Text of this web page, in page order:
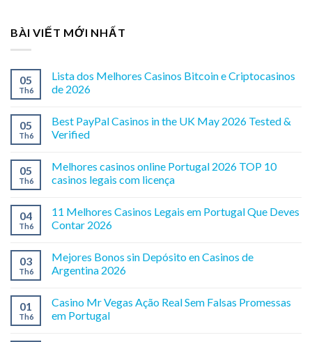
BÀI VIẾT MỚI NHẤT
05
Th6
Lista dos Melhores Casinos Bitcoin e Criptocasinos
de 2026
05
Th6
Best PayPal Casinos in the UK May 2026 Tested &
Verified
05
Th6
Melhores casinos online Portugal 2026 TOP 10
casinos legais com licença
04
Th6
11 Melhores Casinos Legais em Portugal Que Deves
Contar 2026
03
Th6
Mejores Bonos sin Depósito en Casinos de
Argentina 2026
01
Th6
Casino Mr Vegas Ação Real Sem Falsas Promessas
em Portugal